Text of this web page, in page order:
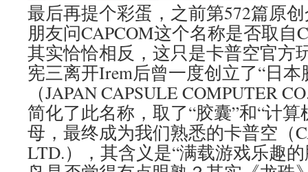
最后再提个彩蛋，之前第572篇原
朋友问CAPCOM这个名称是否取自
其实恰恰相反，这只是卡普空官方
宪三离开Irem后曾一度创立了“日
（JAPAN CAPSULE COMPUTER
简化了此名称，取了“胶囊”和“计
母，最终成为我们熟悉的卡普空（
LTD.），其含义是“满载游戏乐趣